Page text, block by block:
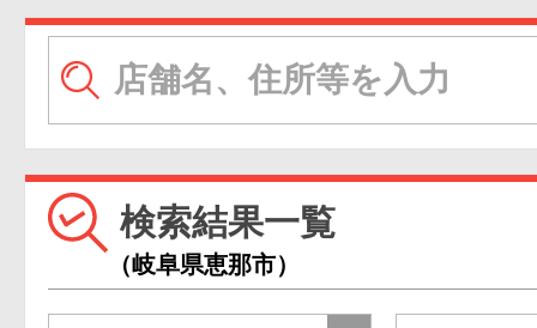
検索結果一覧
（岐阜県恵那市）